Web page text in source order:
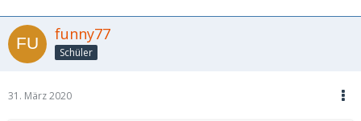
funny77
Schüler
31. März 2020